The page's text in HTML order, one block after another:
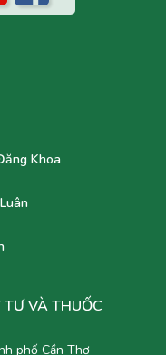
Khoa
VÀ THUỐC
phố Cần Thơ